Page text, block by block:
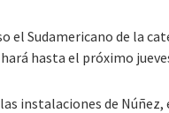
el Sudamericano de la
hasta el próximo
instalaciones de